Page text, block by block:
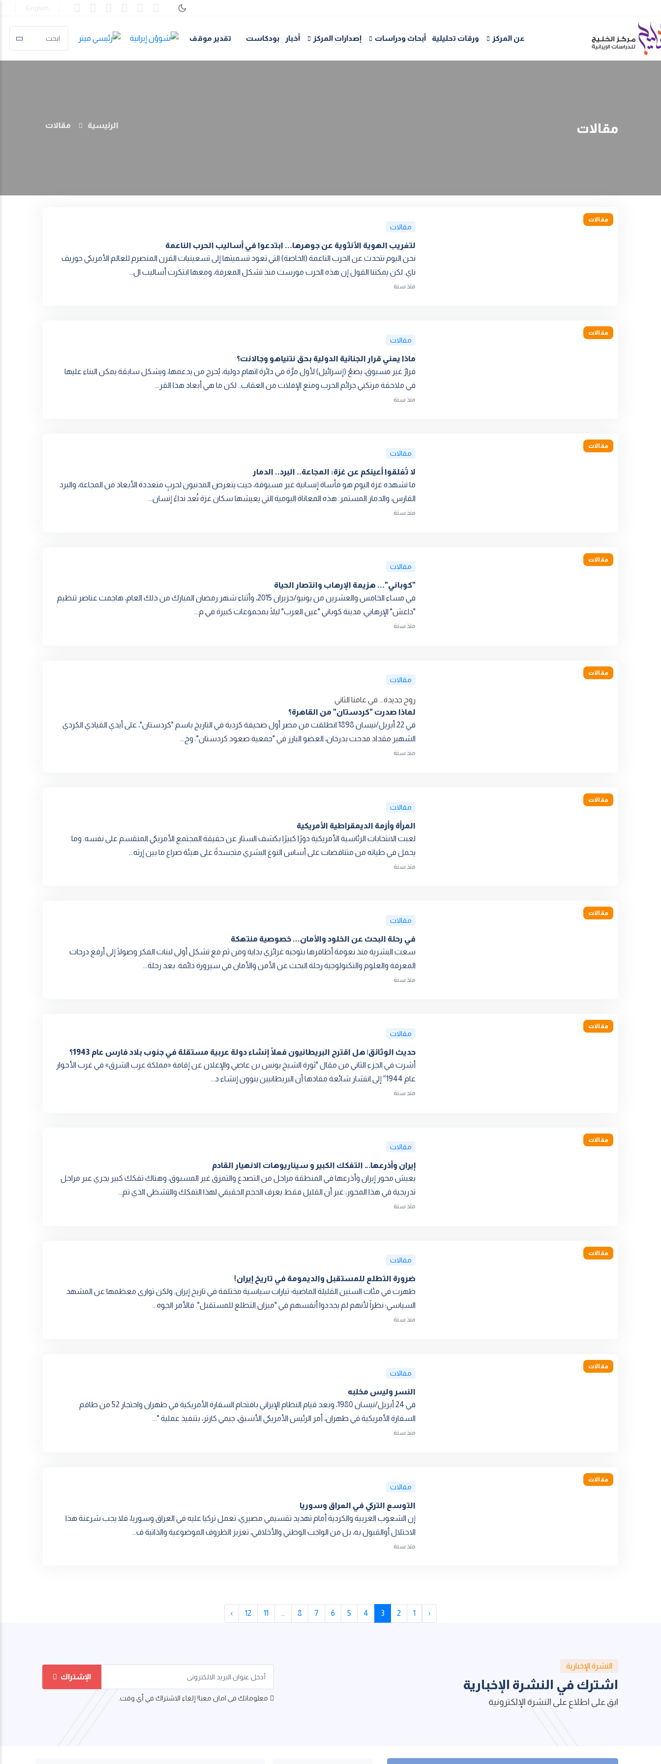
English
عن المركز ورقات تحليلية أبحاث ودراسات إصدارات المركز أخبار بودكاست تقدير موقف
مقالات الرئيسية مقالات
مقالات
مقالات
لتغريب الهوية الأنثوية عن جوهرها... ابتدعوا في أساليب الحرب الناعمة
نحن اليوم نتحدث عن الحرب الناعمة (الخاصة) التي تعود تسميتها إلى تسعينيات القرن المنصرم للعالم الأمريكي جوزيف
ناي. لكن يمكننا القول إن هذه الحرب مورست منذ تشكل المعرفة، ومعها ابتكرت أساليب ال...
منذ سنة
مقالات
مقالات
ماذا يعني قرار الجنائية الدولية بحق نتنياهو وجالانت؟
قرارٌ غير مسبوق، يضعُ (إسرائيل) لأول مرَّة في دائرة اتهام دولية، يُحرج من يدعمها، ويشكل سابقة يمكن البناء عليها
في ملاحقة مرتكبي جرائم الحرب ومنع الإفلات من العقاب.. لكن ما هي أبعاد هذا القر...
منذ سنة
مقالات
مقالات
لا تُغلقوا أعينكم عن غزة: المجاعة.. البرد.. الدمار
ما تشهده غزة اليوم هو مأساة إنسانية غير مسبوقة، حيث يتعرض المدنيون لحربٍ متعددة الأبعاد من المجاعة، والبرد
القارس، والدمار المستمر. هذه المعاناة اليومية التي يعيشها سكان غزة تُعد نداءً إنسان...
منذ سنة
مقالات
مقالات
"كوباني"... هزيمة الإرهاب وانتصار الحياة
في مساء الخامس والعشرين من يونيو/حزيران 2015، وأثناء شهر رمضان المبارك من ذلك العام، هاجمت عناصر تنظيم
"داعش" الإرهابي، مدينة كوباني "عين العرب" ليلًا بمجموعات كبيرة في م...
منذ سنة
مقالات
مقالات
روح جديدة... في عامنا الثاني
لماذا صدرت "كردستان" من القاهرة؟
في 22 أبريل/نيسان 1898 انطلقت من مصر أول صحيفة كردية في التاريخ باسم "كردستان"، على أيدي القيادي الكردي
الشهير مقداد مدحت بدرخان، العضو البارز في "جمعية صعود كردستان". وخ...
منذ سنة
مقالات
مقالات
المرأة وأزمة الديمقراطية الأمريكية
لعبت الانتخابات الرئاسية الأمريكية دورًا كبيرًا بكشف الستار عن حقيقة المجتمع الأمريكي المنقسم على نفسه. وما
يحمل في طياته من متناقضات على أساس النوع البشري متجسدةً على هيئة صراع ما بين إرثه...
منذ سنة
مقالات
مقالات
في رحلة البحث عن الخلود والأمان... خصوصية منتهكة
سعت البشرية منذ نعومة أظافرها بتوجيه غرائزي بداية ومن ثم مع تشكل أولى لبنات الفكر وصولًا إلى أرفع درجات
المعرفة والعلوم والتكنولوجية رحلة البحث عن الأمن والأمان في سيرورة دائمة. بعد رحلة...
منذ سنة
مقالات
مقالات
حديث الوثائق| هل اقترح البريطانيون فعلًا إنشاء دولة عربية مستقلة في جنوب بلاد فارس عام 1943؟
أشرت في الجزء الثاني من مقال "ثورة الشيخ يونس بن عاصي والإعلان عن إقامة «مملکة عرب الشرق» في غرب الأحواز
عام 1944″ إلى انتشار شائعة مفادها أن البريطانيين ينوون إنشاء د...
منذ سنة
مقالات
مقالات
إيران وأذرعها… التفكك الكبير و سيناريوهات الانهيار القادم
يعيش محور إيران وأذرعها في المنطقة مراحل من التصدع والتمزق غير المسبوق، وهناك تفكك كبير يجري عبر مراحل
تدريجية في هذا المحور، غير أن القليل فقط يعرف الحجم الحقيقي لهذا التفكك والتشظي الذي تم...
منذ سنة
مقالات
مقالات
ضرورة التطلع للمستقبل والديمومة في تاريخ إيران!
ظهرت في مئات السنين القليلة الماضية؛ تيارات سياسية مختلفة في تاريخ إيران. ولكن توارى معظمها عن المشهد
السياسي؛ نظراً لأنهم لم يجددوا أنفسهم في "ميزان التطلع للمستقبل". فالأمر الجوه...
منذ سنة
مقالات
مقالات
النسر وليس مخلبه
في 24 أبريل/نيسان 1980، وبعد قيام النظام الإيراني باقتحام السفارة الأمريکية في طهران واحتجاز 52 من طاقم
السفارة الأمريکية في طهران، أمر الرئيس الأمريکي الأسبق، جيمي کارتر، بتنفيذ عملية "...
منذ سنة
مقالات
مقالات
التوسع التركي في العراق وسوريا
إن الشعوب العربية والكردية أمام تهديد تقسيمي مصيري، تعمل تركيا عليه في العراق وسوريا، فلا يجب شرعنة هذا
الاحتلال أوالقبول به، بل من الواجب الوطني والأخلاقي، تعزيز الظروف الموضوعية والذاتية ف...
منذ سنة
‹
1
2
3
4
5
6
7
8
...
11
12
›
النشرة الإخبارية
اشترك في النشرة الإخبارية
ابق على اطلاع على النشرة الإلكترونية
الإشتراك
معلوماتك فى امان معنا! إلغاء الاشتراك في أي وقت.